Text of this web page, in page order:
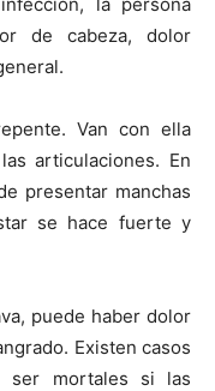
de cabeza, dolor
Van con ella
articulaciones. En
presentar manchas
se hace fuerte y
puede haber dolor
Existen casos
ser mortales si las